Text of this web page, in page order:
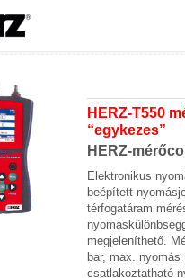
HERZ-T550
“egykezes”
HERZ-
Elektronikus
beépített
térfogatáram
megjeleníthető.
bar, max. nyomás
csatlakoztatható